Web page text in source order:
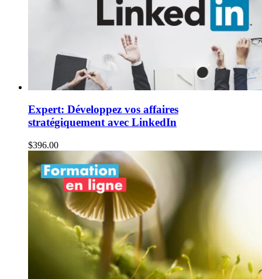
Expert: Développez vos affaires
stratégiquement avec LinkedIn
$396.00